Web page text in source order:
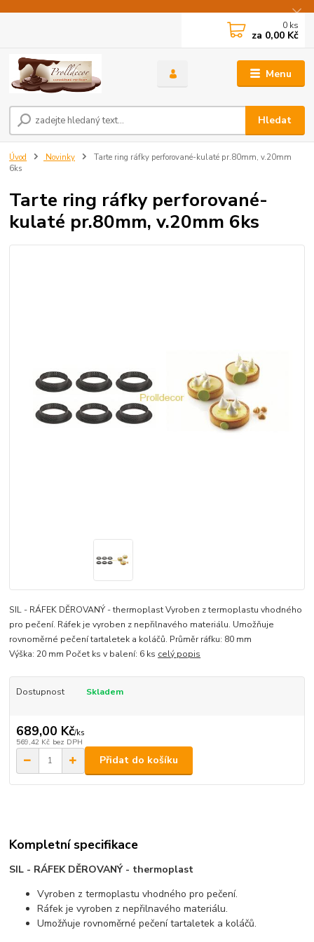
Menu
Hledat
0 ks
za 0,00 Kč
Úvod Novinky
Tarte ring ráfky perforované-kulaté pr.80mm, v.20mm
6ks
Tarte ring ráfky perforované-
kulaté pr.80mm, v.20mm 6ks
SIL - RÁFEK DĚROVANÝ - thermoplast Vyroben z termoplastu vhodného
pro pečení. Ráfek je vyroben z nepřilnavého materiálu. Umožňuje
rovnoměrné pečení tartaletek a koláčů. Průměr ráfku: 80 mm
Výška: 20 mm Počet ks v balení: 6 ks celý popis
Dostupnost Skladem
689,00 Kč/ks
569,42 Kč bez DPH
Přidat do košíku
Kompletní specifikace
SIL - RÁFEK DĚROVANÝ - thermoplast
Vyroben z termoplastu vhodného pro pečení.
Ráfek je vyroben z nepřilnavého materiálu.
Umožňuje rovnoměrné pečení tartaletek a koláčů.